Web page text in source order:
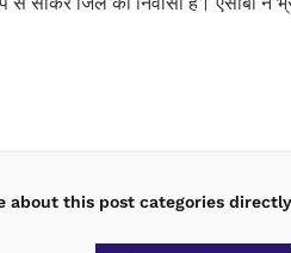
about this post categories